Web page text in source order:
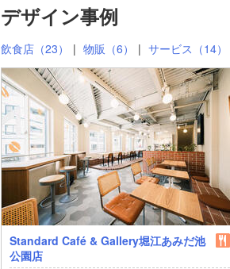
デザイン事例
飲食店（23）
物販（6） サービス（14）
Standard Café & Gallery堀江あみだ池
公園店